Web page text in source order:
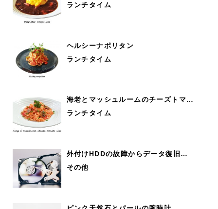
ランチタイム
ヘルシーナポリタン
ランチタイム
海老とマッシュルームのチーズトマ…
ランチタイム
外付けHDDの故障からデータ復旧…
その他